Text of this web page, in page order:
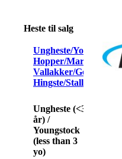
Heste til salg
Ungheste/Youngstock
Hopper/Mares
Vallakker/Geldings
Hingste/Stallions
Ungheste (<3
år) /
Youngstock
(less than 3
yo)